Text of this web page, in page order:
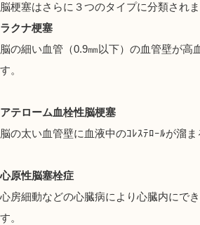
脳梗塞はさらに３つのタイプに分類されま
ラクナ梗塞
脳の細い血管（0.9㎜以下）の血管壁が
す。
アテローム血栓性脳梗塞
脳の太い血管壁に血液中のｺﾚｽﾃﾛｰﾙが溜
心原性脳塞栓症
心房細動などの心臓病により心臓内にで
す。